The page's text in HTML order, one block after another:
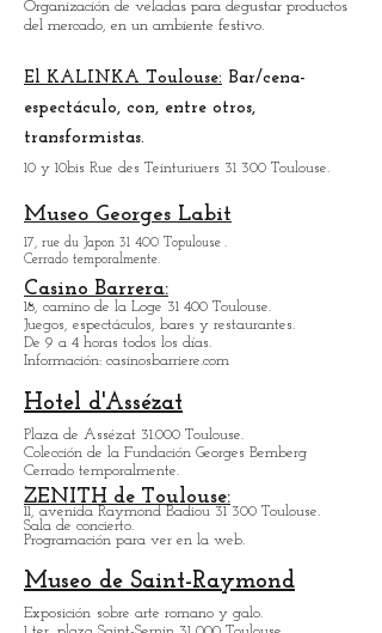
3, calle Pierre Laplace.
Mercado Saint_Cypri
Hay un poco de ambiente de pueblo allí .
Pero están todos los productos que puedes buscar.
Organización de veladas para degustar productos
del mercado, en un ambiente festivo.
espectáculo, con, entre otros,
transformistas.
10 y 10bis Rue des Teinturiuers 31 300 Toulouse.
Museo Georges Labit
17, rue du Japon 31 400 Topulouse
Cerrado temporalmente.
Casino Barrera:
18, camino de la Loge 31 400 Toulouse.
Juegos, espectáculos, bares y restaurantes.
De 9 a 4 horas todos los días.
Información: casinosbarriere.com
Hotel d'Assézat
Plaza de Assézat 31.000 Toulouse.
Cerrado temporalmente.
ZENITH de Toulouse:
11, avenida Raymond Badiou 31 300 Toulouse.